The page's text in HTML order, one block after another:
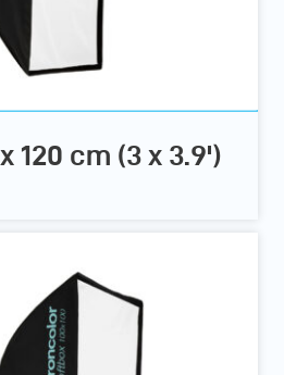
120 cm (3 x 3.9')